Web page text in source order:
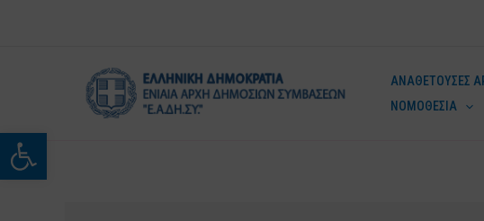
Ανοίξτε τη γραμμή εργαλείων
ΑΝΑΘΕΤΟΥΣΕΣ
ΝΟΜΟΘΕΣΙΑ